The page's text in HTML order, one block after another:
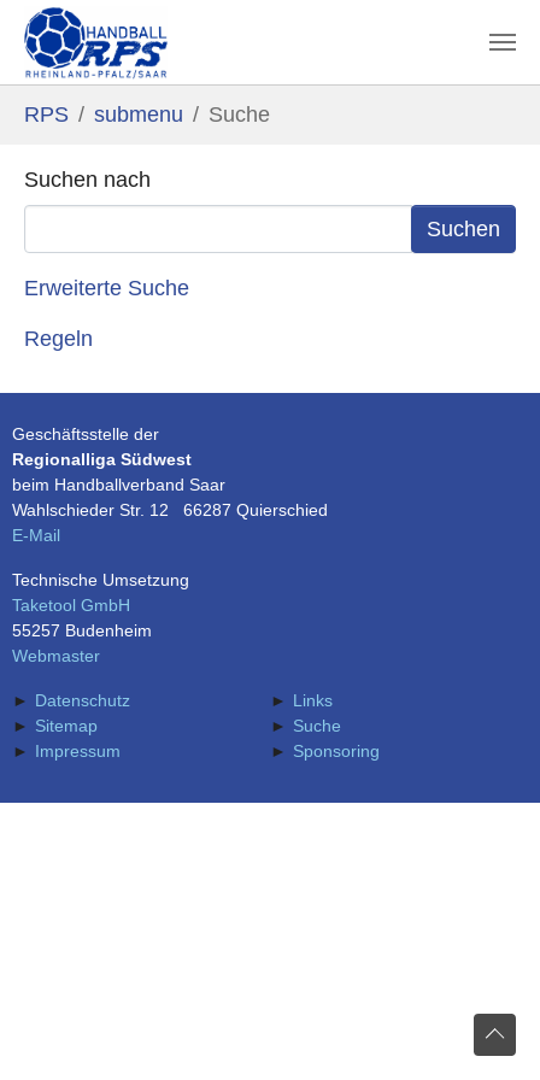
RPS submenu Suche
Suchformular
Suchen nach
Erweiterte Suche
Regeln
Geschäftsstelle der
Regionalliga Südwest
beim Handballverband Saar
Wahlschieder Str. 12 66287 Quierschied
E-Mail
Technische Umsetzung
Taketool GmbH
55257 Budenheim
Webmaster
Datenschutz
Links
Sitemap
Suche
Impressum
Sponsoring